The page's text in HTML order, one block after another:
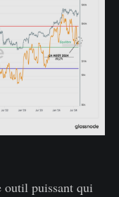
outil puissant qui